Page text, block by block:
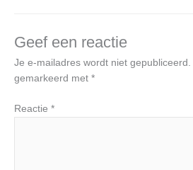
Geef een reactie
Je e-mailadres wordt niet gepubliceerd.
gemarkeerd met *
Reactie *